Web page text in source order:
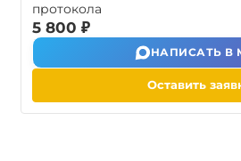
протокола
5 800 ₽
НАПИСАТЬ В
Оставить